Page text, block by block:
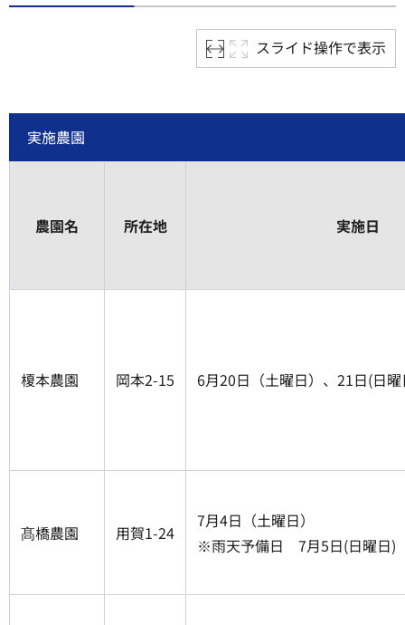
スライド操作で表示
実施農園
農園名 所在地 実施日
榎本農園 岡本2-15 6月20日（土曜日）、21日(日
髙橋農園 用賀1-24
7月4日（土曜日）
※雨天予備日 7月5日(日曜日)